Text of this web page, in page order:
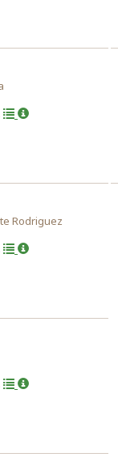
Rodriguez